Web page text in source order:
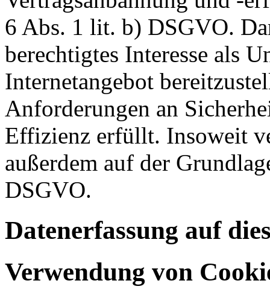
6 Abs. 1 lit. b) DSGVO.
berechtigtes Interesse als
Internetangebot
Anforderungen an
Effizienz erfüllt. Insoweit
außerdem auf der
DSGVO.
Datenerfassung auf
Verwendung von